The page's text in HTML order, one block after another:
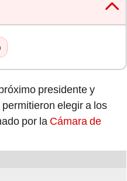
presidente y
elegir a los
por la Cámara de